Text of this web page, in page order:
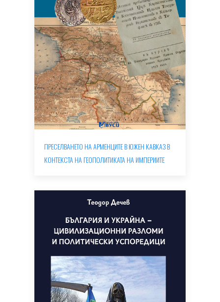
ПРЕСЕЛВАНЕТО НА АРМЕНЦИТЕ В ЮЖЕН КАВКАЗ В
КОНТЕКСТА НА ГЕОПОЛИТИКАТА НА ИМПЕРИИТЕ